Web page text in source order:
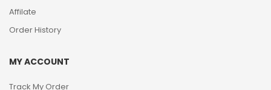
Affilate
Order History
MY ACCOUNT
Track My Order